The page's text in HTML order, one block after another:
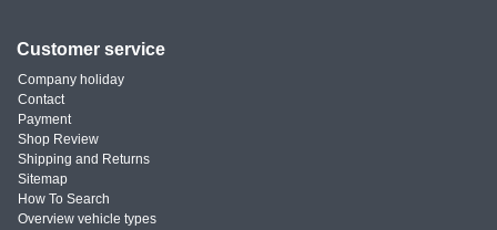
Customer service
Company holiday
Contact
Payment
Shop Review
Shipping and Returns
Sitemap
How To Search
Overview vehicle types